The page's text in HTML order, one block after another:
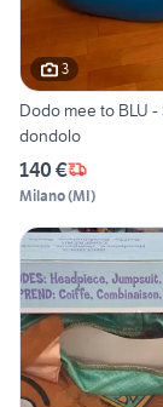
3
Dodo mee to BLU -
dondolo
140 €
Milano(MI)